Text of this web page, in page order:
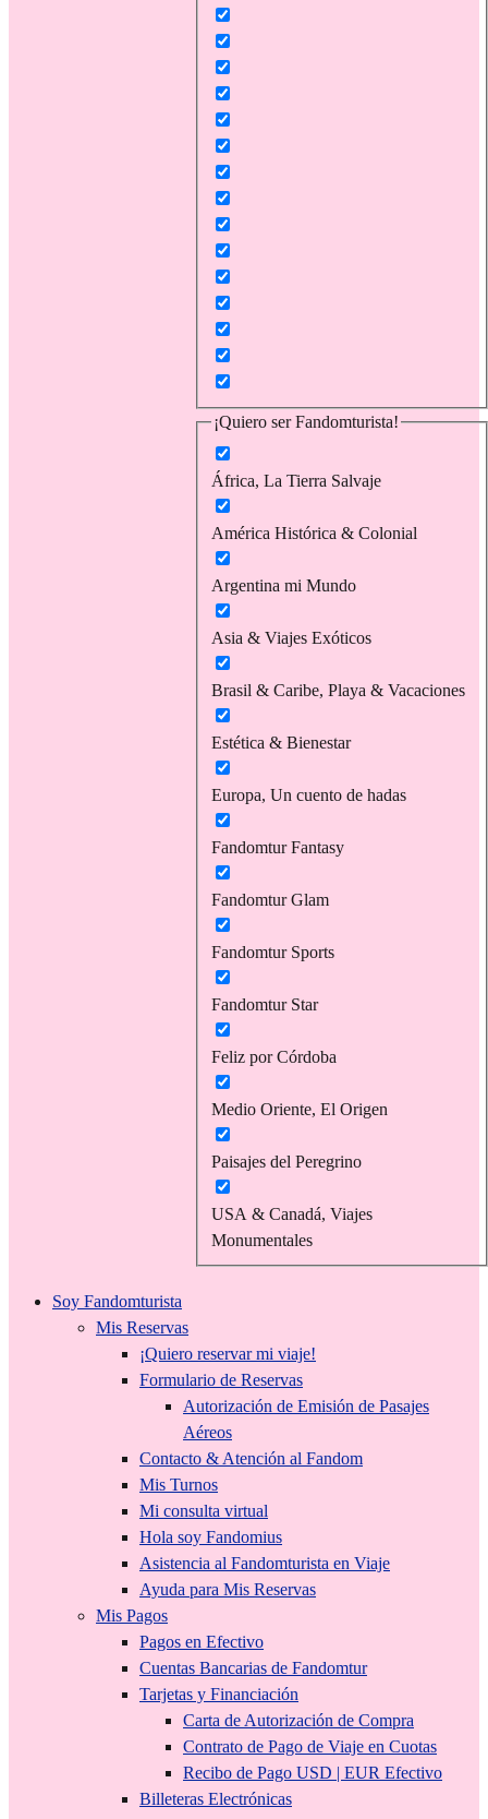
¡Quiero ser Fandomturista!
África, La Tierra Salvaje
América Histórica & Colonial
Argentina mi Mundo
Asia & Viajes Exóticos
Brasil & Caribe, Playa & Vacaciones
Estética & Bienestar
Europa, Un cuento de hadas
Fandomtur Fantasy
Fandomtur Glam
Fandomtur Sports
Fandomtur Star
Feliz por Córdoba
Medio Oriente, El Origen
Paisajes del Peregrino
USA & Canadá, Viajes
Monumentales
Soy Fandomturista
Mis Reservas
¡Quiero reservar mi viaje!
Formulario de Reservas
Autorización de Emisión de Pasajes
Aéreos
Contacto & Atención al Fandom
Mis Turnos
Mi consulta virtual
Hola soy Fandomius
Asistencia al Fandomturista en Viaje
Ayuda para Mis Reservas
Mis Pagos
Pagos en Efectivo
Cuentas Bancarias de Fandomtur
Tarjetas y Financiación
Carta de Autorización de Compra
Contrato de Pago de Viaje en Cuotas
Recibo de Pago USD | EUR Efectivo
Billeteras Electrónicas